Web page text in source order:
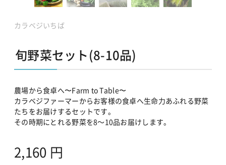
カラベジいちば
旬野菜セット(8-10品)
農場から食卓へ〜Farm to Table〜
カラベジファーマーからお客様の食卓へ生命力あふれる野菜
たちをお届けするセットです。
その時期にとれる野菜を8～10品お届けします。
2,160 円